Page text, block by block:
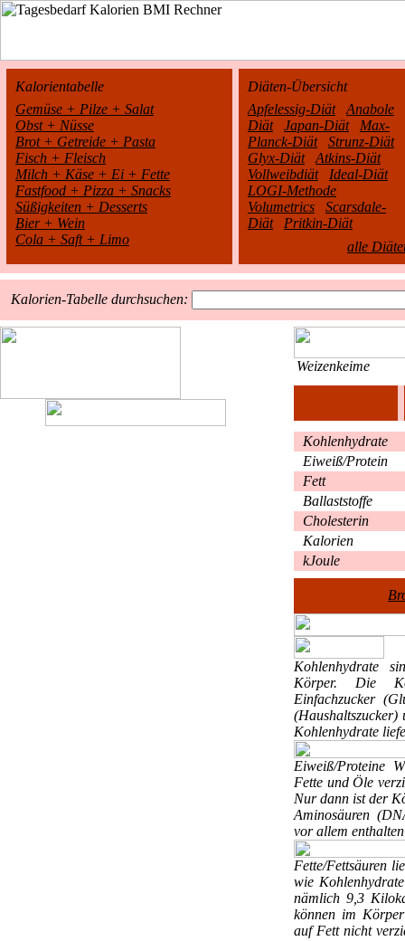
Kalorientabelle
Gemüse + Pilze + Salat
Obst + Nüsse
Brot + Getreide + Pasta
Fisch + Fleisch
Milch + Käse + Ei + Fette
Fastfood + Pizza + Snacks
Süßigkeiten + Desserts
Bier + Wein
Cola + Saft + Limo
Diäten-Übersicht
Apfelessig-Diät
Anabole
Diät
Japan-Diät
Max-
Planck-Diät
Strunz-Diät
Glyx-Diät
Atkins-Diät
Vollweibdiät
Ideal-Diät
LOGI-Methode
Volumetrics
Scarsdale-
Diät
Pritkin-Diät
alle
Kalorien-Tabelle durchsuchen:
Weizenkeime
Kohlenhydrate
Eiweiß/Protein
Fett
Ballaststoffe
Cholesterin
Kalorien
kJoule
Kohlenhydrate
Körper. Die
Einfachzucker
(Haushaltszucker)
Kohlenhydrate
Eiweiß/Proteine
Fette und Öle
Nur dann ist der
Aminosäuren
vor allem
Fette/Fettsäuren
wie
nämlich 9,3
können im
auf Fett nicht